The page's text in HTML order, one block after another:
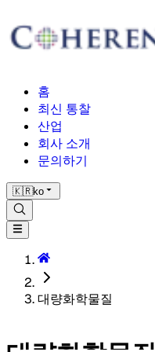
홈
최신 통찰
산업
회사 소개
문의하기
🇰🇷ko
대량화학물질